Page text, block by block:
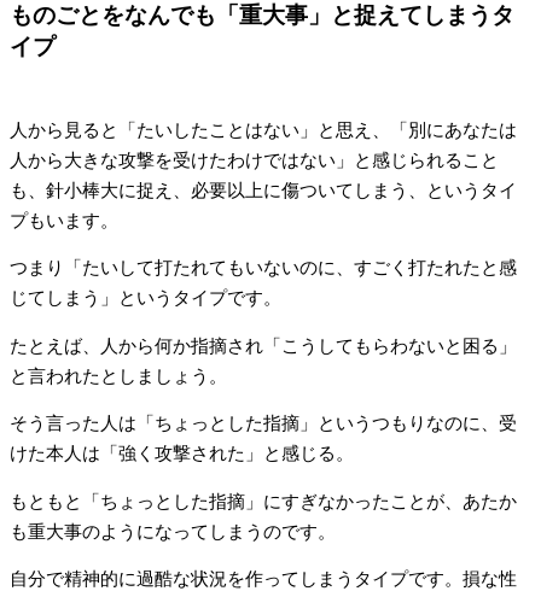
ものごとをなんでも「重大事」と捉えてしまうタ
イプ
人から見ると「たいしたことはない」と思え、「別にあなたは
人から大きな攻撃を受けたわけではない」と感じられること
も、針小棒大に捉え、必要以上に傷ついてしまう、というタイ
プもいます。
つまり「たいして打たれてもいないのに、すごく打たれたと感
じてしまう」というタイプです。
たとえば、人から何か指摘され「こうしてもらわないと困る」
と言われたとしましょう。
そう言った人は「ちょっとした指摘」というつもりなのに、受
けた本人は「強く攻撃された」と感じる。
もともと「ちょっとした指摘」にすぎなかったことが、あたか
も重大事のようになってしまうのです。
自分で精神的に過酷な状況を作ってしまうタイプです。損な性